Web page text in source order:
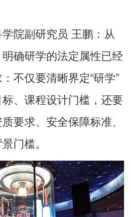
院副研究员 王鹏：从
确研学的法定属性已经
不仅要清晰界定“研学”
、课程设计门槛，还要
要求、安全保障标准、
门槛。